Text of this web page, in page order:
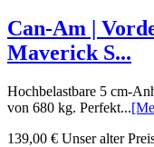
Can-Am |
Maverick S...
Hochbelastbare 5 cm-
von 680 kg. Perfekt...
139,00 € Unser alter